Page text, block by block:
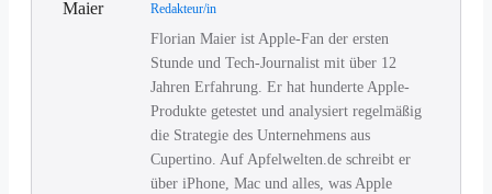
Redakteur/in
Florian Maier ist Apple-Fan der ersten
Stunde und Tech-Journalist mit über 12
Jahren Erfahrung. Er hat hunderte Apple-
Produkte getestet und analysiert regelmäßig
die Strategie des Unternehmens aus
Cupertino. Auf Apfelwelten.de schreibt er
über iPhone, Mac und alles, was Apple